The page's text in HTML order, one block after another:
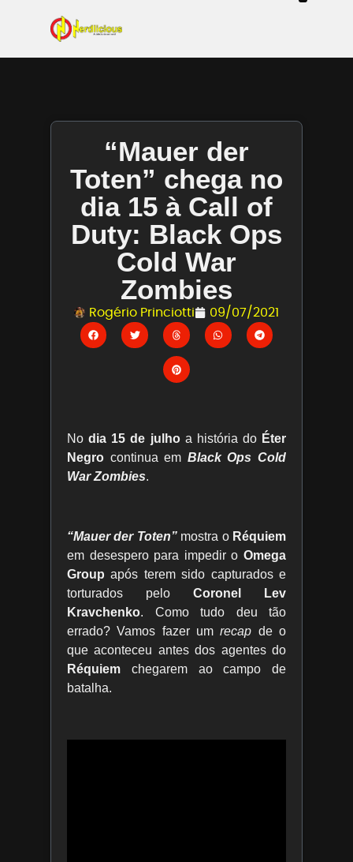
“Mauer der
Toten” chega no
dia 15 à Call of
Duty: Black Ops
Cold War
Zombies
Rogério Princiotti 09/07/2021
Nodia 15 de julhoa história do Éter
Negro continua em Black Ops Cold
War Zombies.
“Mauer der Toten”mostra o Réquiem
em desespero para impedir o Omega
Group após terem sido capturados e
torturados pelo Coronel Lev
Kravchenko. Como tudo deu tão
errado? Vamos fazer umrecap de o
que aconteceu antes dos agentes do
Réquiem chegarem ao campo de
batalha.